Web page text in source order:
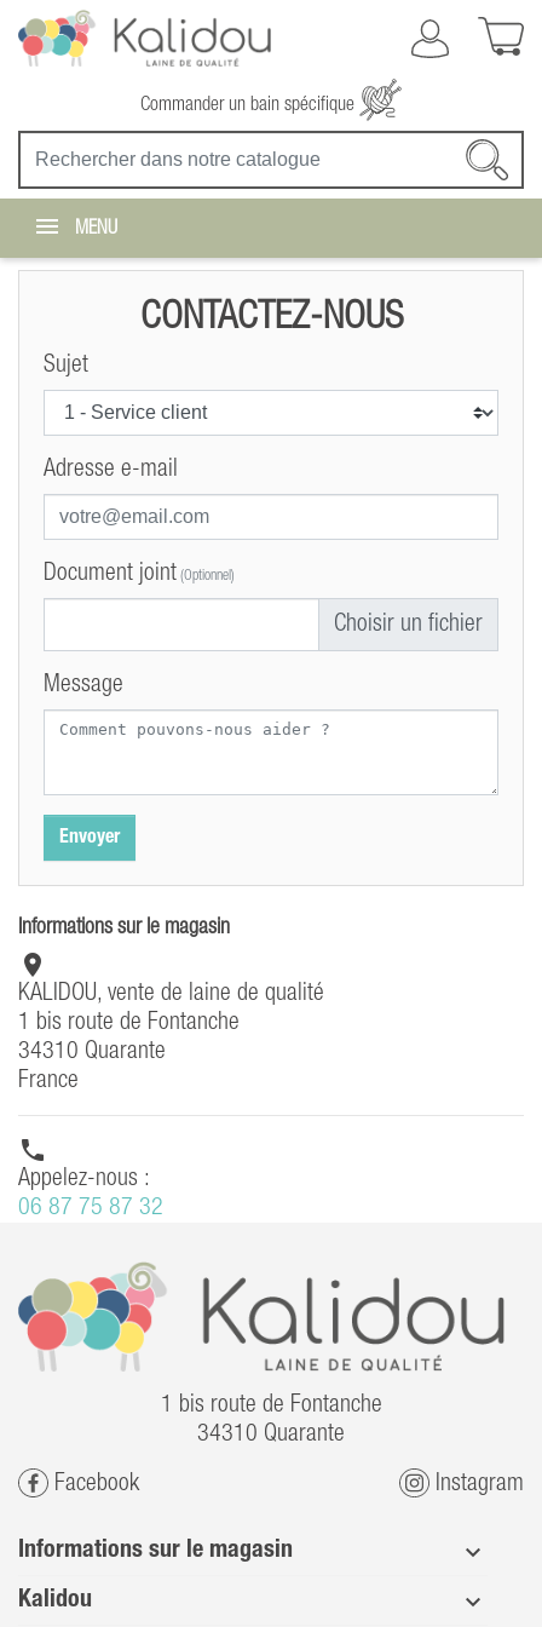
Commander un bain spécifique
MENU
Informations sur le magasin

KALIDOU, vente de laine de qualité
1 bis route de Fontanche
34310 Quarante
France

Appelez-nous :
06 87 75 87 32
CONTACTEZ-NOUS
Sujet
Adresse e-mail
Document joint (Optionnel)
Message
1 bis route de Fontanche
34310 Quarante
Facebook Instagram
Informations sur le magasin
Kalidou